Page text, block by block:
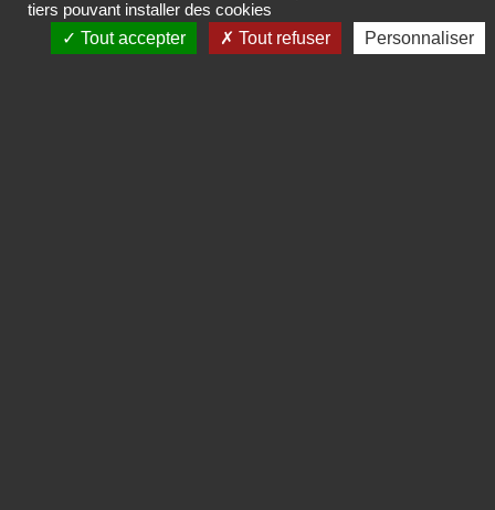
tiers pouvant installer des cookies
Tout accepter
Tout refuser Personnaliser